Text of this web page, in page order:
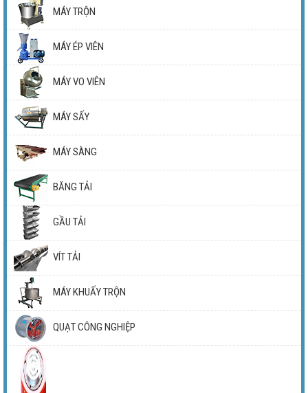
MÁY TRỘN
MÁY ÉP VIÊN
MÁY VO VIÊN
MÁY SẤY
MÁY SÀNG
BĂNG TẢI
GẦU TẢI
VÍT TẢI
MÁY KHUẤY TRỘN
QUẠT CÔNG NGHIỆP